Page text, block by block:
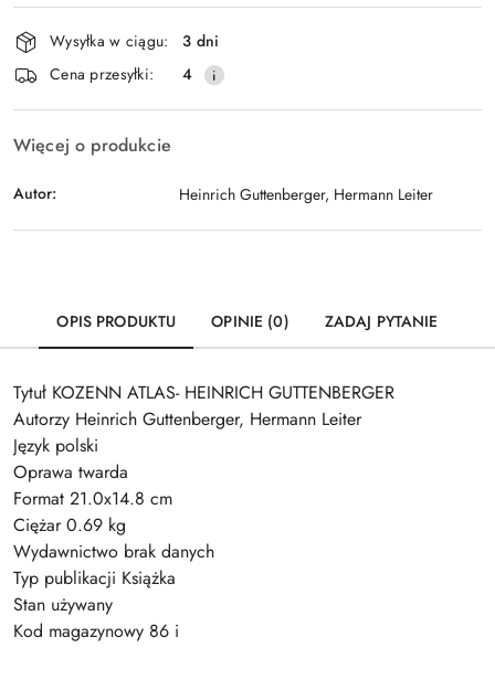
Wyślij
Dostępność
i
dostawa
Wysyłka w ciągu:
3 dni
Cena przesyłki:
4
Więcej o produkcie
Autor: Heinrich Guttenberger, Hermann Leiter
OPIS PRODUKTU OPINIE (0) ZADAJ PYTANIE
Tytuł KOZENN ATLAS- HEINRICH GUTTENBERGER
Autorzy Heinrich Guttenberger, Hermann Leiter
Język polski
Oprawa twarda
Format 21.0x14.8 cm
Ciężar 0.69 kg
Wydawnictwo brak danych
Typ publikacji Książka
Stan używany
Kod magazynowy 86 i